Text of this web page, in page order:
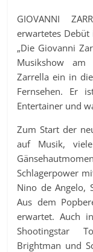
GIOVANNI
erwartetes
„Die Giovanni
Musikshow am
Zarrella ein in
Fernsehen. Er
Entertainer und
Zum Start der
auf Musik,
Schlagerpower
Nino de Angelo,
Aus dem
erwartet. Auch
Shootingstar
Brightman und